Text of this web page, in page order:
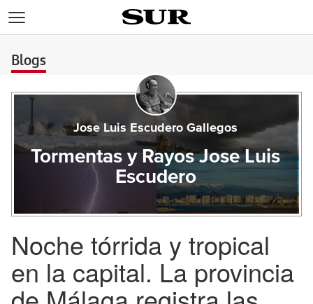
Blogs
Jose Luis Escudero Gallegos
Tormentas y Rayos Jose Luis
Escudero
Noche tórrida y tropical
en la capital. La provincia